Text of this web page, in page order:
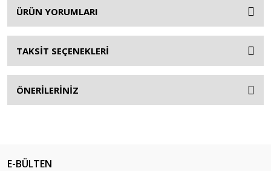
ÜRÜN YORUMLARI
TAKSİT SEÇENEKLERİ
ÖNERİLERİNİZ
E-BÜLTEN